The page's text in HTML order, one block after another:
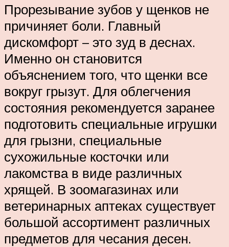
Прорезывание зубов у щенков не
причиняет боли. Главный
дискомфорт – это зуд в деснах.
Именно он становится
объяснением того, что щенки все
вокруг грызут. Для облегчения
состояния рекомендуется заранее
подготовить специальные игрушки
для грызни, специальные
сухожильные косточки или
лакомства в виде различных
хрящей. В зоомагазинах или
ветеринарных аптеках существует
большой ассортимент различных
предметов для чесания десен.